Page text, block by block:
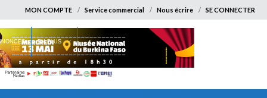
MON COMPTE Service commercial Nous écrire SE CONNECTER
EN PLUS